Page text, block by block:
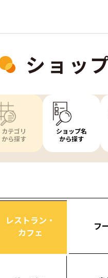
ショッ
カテゴリ
から探す
ショップ名
から探す
レストラン・
カフェ
フ